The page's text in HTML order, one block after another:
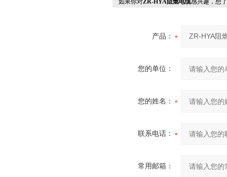
如果你对ZR-HYA阻燃电缆感兴趣，想
产品：
您的单位：
您的姓名：
联系电话：
常用邮箱：